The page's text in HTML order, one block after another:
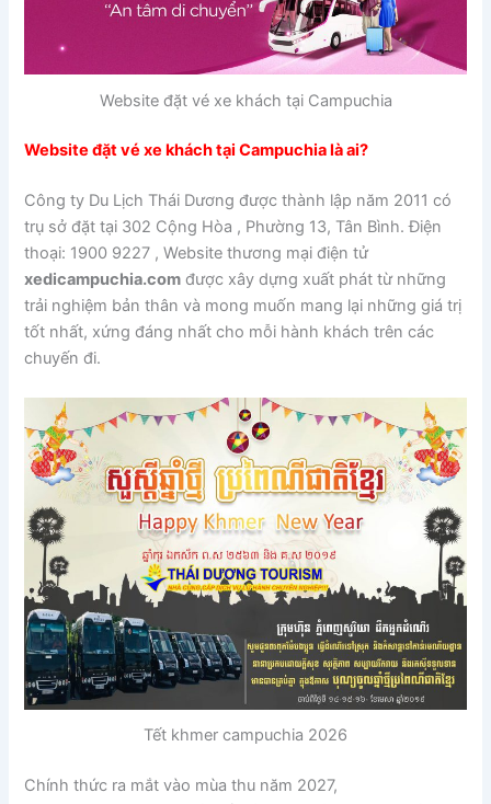
Website đặt vé xe khách tại Campuchia
Website đặt vé xe khách tại Campuchia là ai?
Công ty Du Lịch Thái Dương được thành lập năm 2011 có
trụ sở đặt tại 302 Cộng Hòa , Phường 13, Tân Bình. Điện
thoại: 1900 9227 , Website thương mại điện tử
xedicampuchia.com được xây dựng xuất phát từ những
trải nghiệm bản thân và mong muốn mang lại những giá trị
tốt nhất, xứng đáng nhất cho mỗi hành khách trên các
chuyến đi.
Tết khmer campuchia 2026
Chính thức ra mắt vào mùa thu năm 2027,